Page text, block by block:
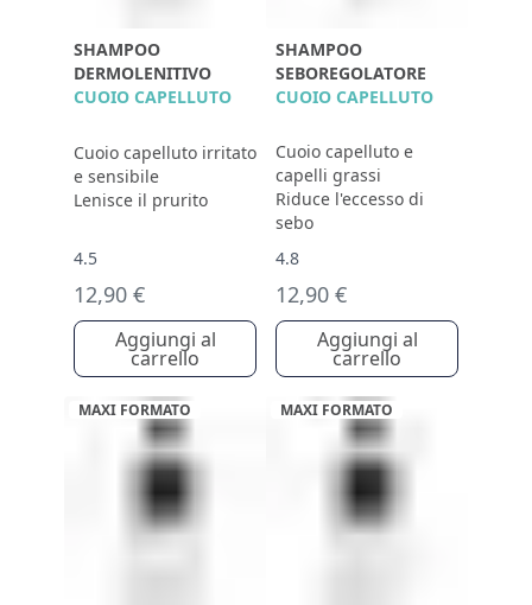
SHAMPOO
DERMOLENITIVO
CUOIO CAPELLUTO
Cuoio capelluto irritato
e sensibile
Lenisce il prurito
4.5
12,90 €
Aggiungi al
carrello
SHAMPOO
SEBOREGOLATORE
CUOIO CAPELLUTO
Cuoio capelluto e
capelli grassi
Riduce l'eccesso di
sebo
4.8
12,90 €
Aggiungi al
carrello
MAXI FORMATO MAXI FORMATO